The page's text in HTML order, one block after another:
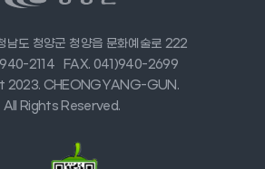
도 청양군 청양읍 문화예술로 222
2114
FAX. 041)940-2699
2023. CHEONGYANG-GUN.
All Rights Reserved.